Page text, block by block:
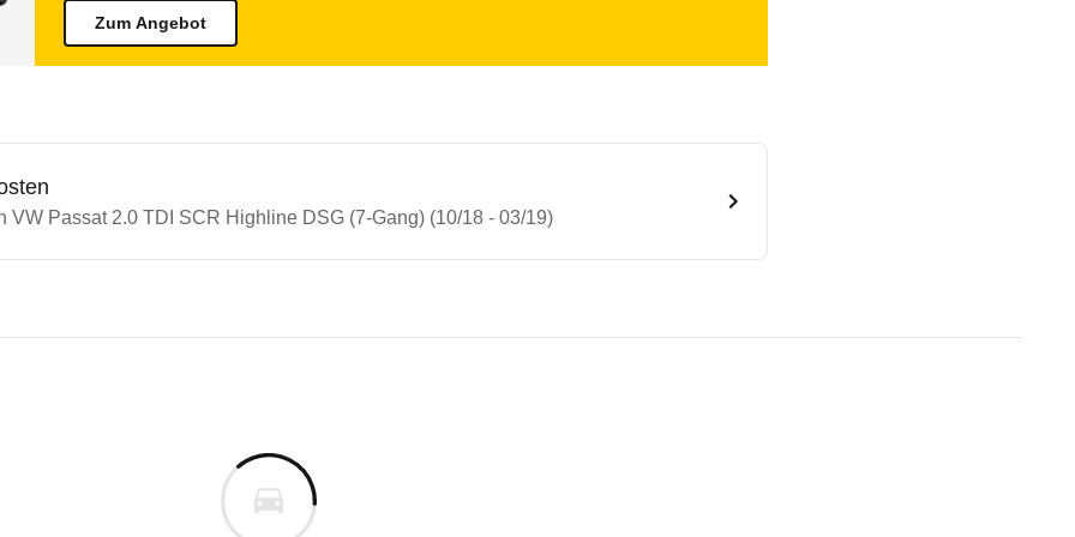
Zum Angebot
VW Passat 2.0 TDI SCR Highline DSG (7-Gang) (10/18 - 03/19)
Baureihengeneration wie das ausgewählte Fahrzeug.
erreicht klar 5 Sterne. Seine Sicherheitsausstattung besteht aus Front-, Seiten- und